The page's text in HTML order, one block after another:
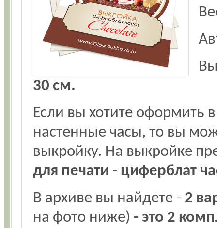
30 см.
Если вы хотите оформить
настенные часы, то вы
выкройку. На выкройке
для печати - циферблат
В архиве вы найдете - 2
на фото ниже) - это 2